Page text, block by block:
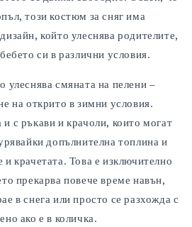
този костюм за сняг има
който улеснява родителите,
си в различни условия.
улеснява смяната на пелени –
на открито в зимни условия.
с ръкави и крачоли, които могат
допълнителна топлина и
крачетата. Това е изключително
прекарва повече време навън,
в снега или просто се разхожда с
ако е в количка.